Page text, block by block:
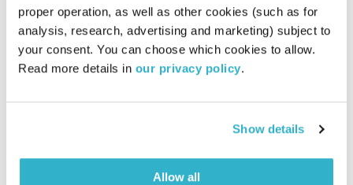
proper operation, as well as other cookies (such as for
analysis, research, advertising and marketing) subject to
your consent. You can choose which cookies to allow.
Read more details in our privacy policy.
Show details
Allow all
מנועים קדימה – 17.11.21
מנועים קדימה
גלית גורא-עיני